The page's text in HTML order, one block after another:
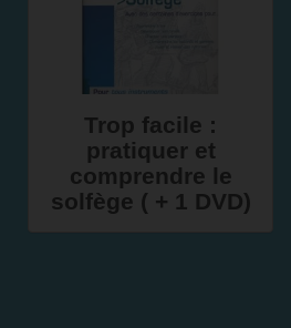
Trop facile :
pratiquer et
comprendre le
solfège ( + 1 DVD)